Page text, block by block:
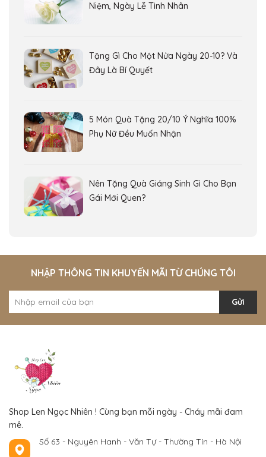
Niệm, Ngày Lễ Tình Nhân
Tặng Gì Cho Một Nửa Ngày 20-10? Và
Đây Là Bí Quyết
5 Món Quà Tặng 20/10 Ý Nghĩa 100%
Phụ Nữ Đều Muốn Nhận
Nên Tặng Quà Giáng Sinh Gì Cho Bạn
Gái Mới Quen?
NHẬP THÔNG TIN KHUYẾN MÃI TỪ CHÚNG TÔI
Gửi
Shop Len Ngọc Nhiên ! Cùng bạn mỗi ngày - Cháy mãi đam
mê.
Số 63 - Nguyên Hanh - Văn Tự - Thường Tín - Hà Nội